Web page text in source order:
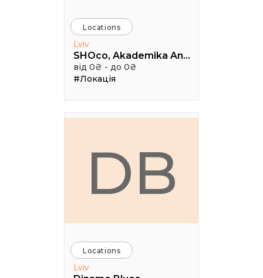
Locations
Lviv
SHOco, Akademika Andriya Sakharova Street, Lviv, Lviv Oblast, Ukraine
від 0₴ - до 0₴
#Локація
DB
Locations
Lviv